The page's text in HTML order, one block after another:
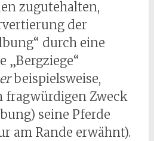
zugutehalten,
der
durch eine
„Bergziege“
beispielsweise,
fragwürdigen Zweck
seine Pferde
am Rande erwähnt).